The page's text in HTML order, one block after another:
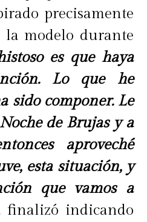
precisamente
modelo durante
es que haya
Lo que he
sido componer. Le
de Brujas y a
aproveché
esta situación, y
que vamos a
finalizó indicando